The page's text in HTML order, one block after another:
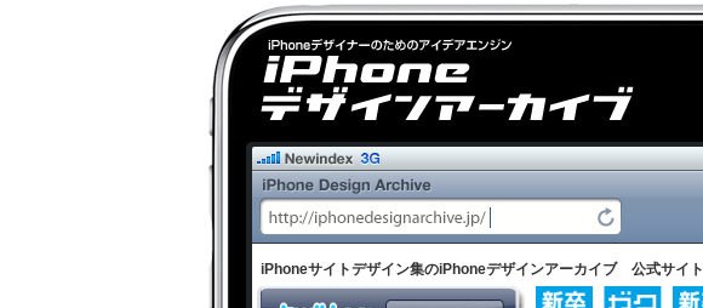
iPhoneサイトデザイン集のiPhoneデザインアーカイブ 公式サイト